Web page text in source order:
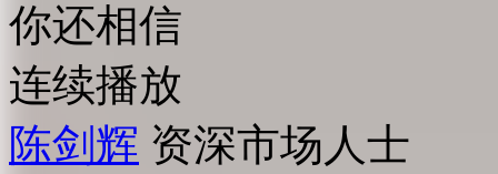
你还相信
连续播放
陈剑辉 资深市场人士